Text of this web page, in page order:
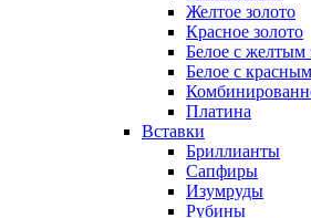
Желтое золото
Красное золото
Белое с желтым
Белое с
Платина
Вставки
Бриллианты
Сапфиры
Изумруды
Рубины